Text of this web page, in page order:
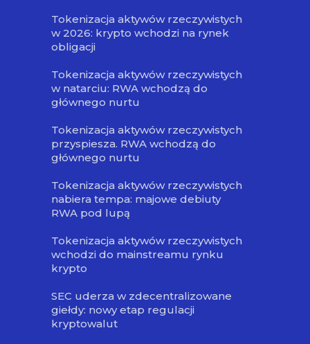
Tokenizacja aktywów rzeczywistych
w 2026: krypto wchodzi na rynek
obligacji
Tokenizacja aktywów rzeczywistych
w natarciu: RWA wchodzą do
głównego nurtu
Tokenizacja aktywów rzeczywistych
przyspiesza. RWA wchodzą do
głównego nurtu
Tokenizacja aktywów rzeczywistych
nabiera tempa: majowe debiuty
RWA pod lupą
Tokenizacja aktywów rzeczywistych
wchodzi do mainstreamu rynku
krypto
SEC uderza w zdecentralizowane
giełdy: nowy etap regulacji
kryptowalut